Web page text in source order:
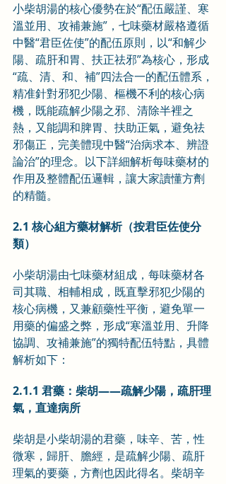
小柴胡湯的核心優勢在於“配伍嚴謹、寒
溫並用、攻補兼施”，七味藥材嚴格遵循
中醫“君臣佐使”的配伍原則，以“和解少
陽、疏肝和胃、扶正祛邪”為核心，形成
“疏、清、和、補”四法合一的配伍體系，
精准針對邪犯少陽、樞機不利的核心病
機，既能疏解少陽之邪、清除半裡之
熱，又能調和脾胃、扶助正氣，避免祛
邪傷正，完美體現中醫“治病求本、辨證
論治”的理念。以下詳細解析每味藥材的
作用及整體配伍邏輯，讓大家讀懂方劑
的精髓。
2.1 核心組方藥材解析（按君臣佐使分
類）
小柴胡湯由七味藥材組成，每味藥材各
司其職、相輔相成，既直擊邪犯少陽的
核心病機，又兼顧藥性平衡，避免單一
用藥的偏盛之弊，形成“寒溫並用、升降
協調、攻補兼施”的獨特配伍特點，具體
解析如下：
2.1.1 君藥：柴胡——疏解少陽，疏肝理
氣，直達病所
柴胡是小柴胡湯的君藥，味辛、苦，性
微寒，歸肝、膽經，是疏解少陽、疏肝
理氣的要藥，方劑也因此得名。柴胡辛